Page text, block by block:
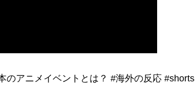
のアニメイベントとは？ #海外の反応 #shorts